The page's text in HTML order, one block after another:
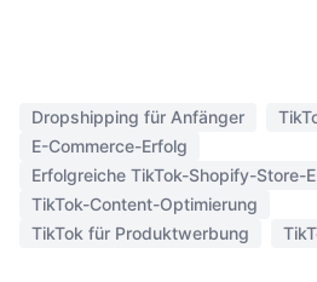
Dropshipping für Anfänger
E-Commerce-Erfolg
Erfolgreiche TikTok-Shopify-Store-
TikTok-Content-Optimierung
TikTok für Produktwerbung